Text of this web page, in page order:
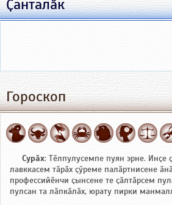
Ҫанталӑк
Гороскоп
Сурӑх: Тӗлпулусемпе пуян эрне. Инҫе
лавккасем тӑрӑх ҫӳреме палӑртнисене
профессийӗнчи ҫынсене те ҫӑлтӑрсем
пулсан та лӑпкӑлӑх, юрату пирки